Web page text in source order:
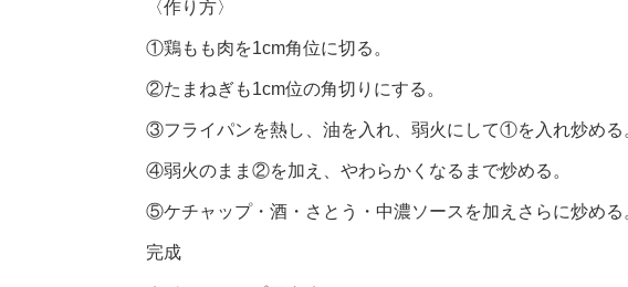
〈作り方〉
①鶏もも肉を1cm角位に切る。
②たまねぎも1cm位の角切りにする。
③フライパンを熱し、油を入れ、弱火にして①を入れ炒める
④弱火のまま②を加え、やわらかくなるまで炒める。
⑤ケチャップ・酒・さとう・中濃ソースを加えさらに炒める
完成